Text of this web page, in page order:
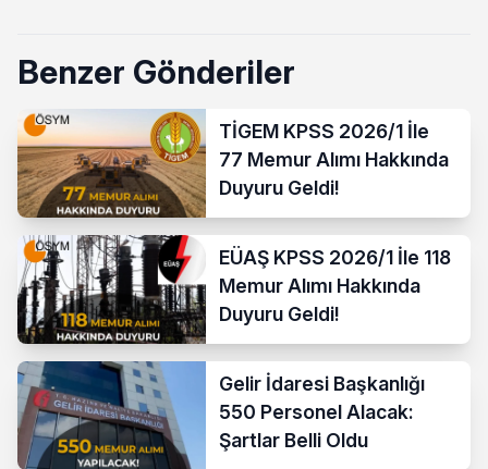
Benzer Gönderiler
TİGEM KPSS 2026/1 İle
77 Memur Alımı Hakkında
Duyuru Geldi!
EÜAŞ KPSS 2026/1 İle 118
Memur Alımı Hakkında
Duyuru Geldi!
Gelir İdaresi Başkanlığı
550 Personel Alacak:
Şartlar Belli Oldu